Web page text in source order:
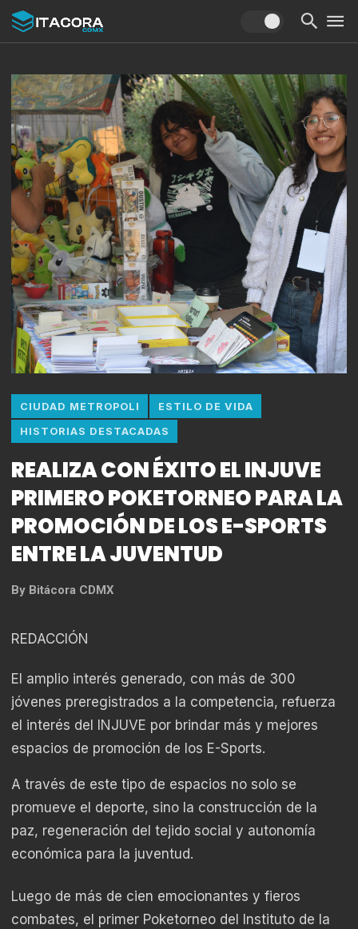
CIUDAD METROPOLI ESTILO DE VIDA
HISTORIAS DESTACADAS
REALIZA CON ÉXITO EL INJUVE
PRIMERO POKETORNEO PARA LA
PROMOCIÓN DE LOS E-SPORTS
ENTRE LA JUVENTUD
By Bitácora CDMX
REDACCIÓN
El amplio interés generado, con más de 300
jóvenes preregistrados a la competencia, refuerza
el interés del INJUVE por brindar más y mejores
espacios de promoción de los E-Sports.
A través de este tipo de espacios no solo se
promueve el deporte, sino la construcción de la
paz, regeneración del tejido social y autonomía
económica para la juventud.
Luego de más de cien emocionantes y fieros
combates, el primer Poketorneo del Instituto de la